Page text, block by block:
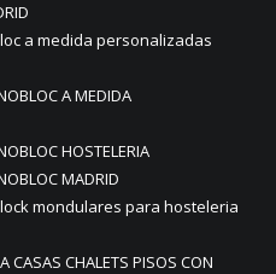
a medida personalizadas
A MEDIDA
HOSTELERIA
MADRID
mondulares para hosteleria
CASAS CHALETS PISOS CON